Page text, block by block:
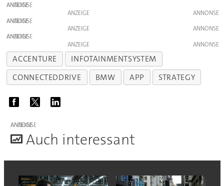
ANZEIGE
ANZEIGE
ANZEIGE
ANZEIGE
ANZEIGE
ANZEIGE
ACCENTURE
INFOTAINMENTSYSTEM
CONNECTEDDRIVE
BMW APP STRATEGY
ANZEIGE
Auch interessant